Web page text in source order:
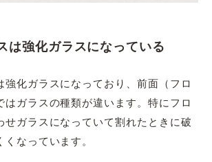
は強化ガラスになっている
強化ガラスになっており、前面（フロ
はガラスの種類が違います。特にフロ
せガラスになっていて割れたときに破
なっています。